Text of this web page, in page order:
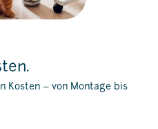
Kosten – von Montage bis